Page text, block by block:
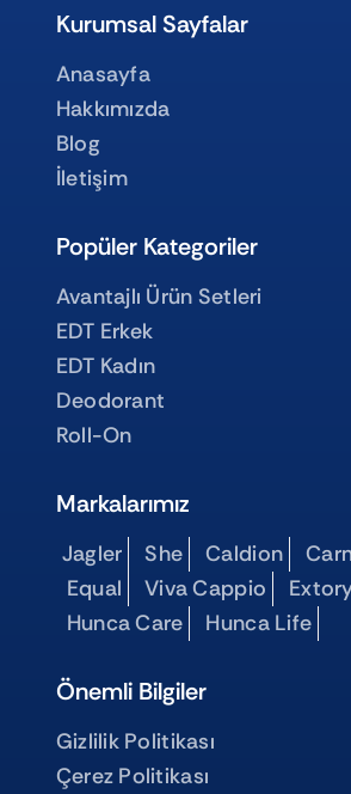
Kurumsal Sayfalar
Anasayfa
Hakkımızda
Blog
İletişim
Popüler Kategoriler
Avantajlı Ürün Setleri
EDT Erkek
EDT Kadın
Deodorant
Roll-On
Markalarımız
Jagler She Caldion
Equal
Viva Cappio
Hunca Care
Hunca Life
Önemli Bilgiler
Gizlilik Politikası
Çerez Politikası